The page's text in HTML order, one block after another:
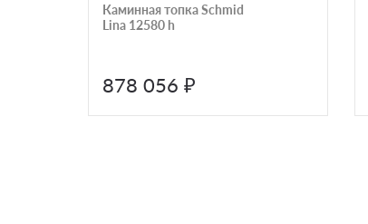
Каминная топка Schmid
Lina 12580 h
878 056 ₽